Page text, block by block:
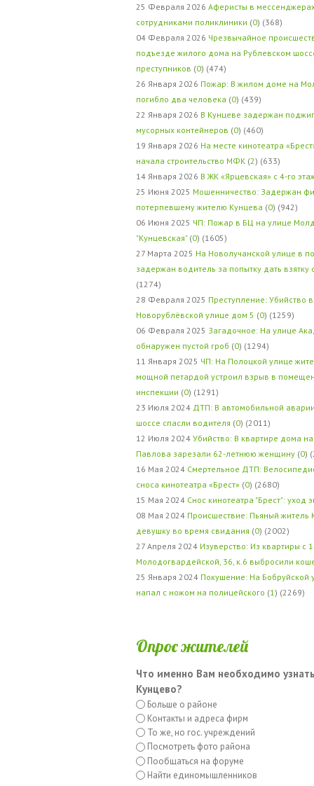
25 Февраля 2026 Аферисты в
сотрудниками поликлиники (0) (368)
04 Февраля 2026 Чрезвычайное
подъезде жилого дома на Рублевском
преступников (0) (474)
26 Января 2026 Пожар: В жилом доме на
погибло два человека (0) (439)
22 Января 2026 В Кунцеве задержан
мусорных контейнеров (0) (460)
19 Января 2026 На месте кинотеатра
начала строительство МФК (2) (633)
14 Января 2026 В ЖК «Ярцевская» с 4-го
25 Июня 2025 Мошенничество: Задержан
потерпевшему жителю Кунцева (0) (942)
06 Июня 2025 ЧП: Пожар в БЦ на улице
"Кунцевская" (0) (1605)
27 Марта 2025 На Новолучанской улице в
задержан водитель за попытку дать
(1274)
28 Февраля 2025 Преступление: Убийство
Новорублёвской улице дом 5 (0) (1259)
06 Февраля 2025 Загадочное: На улице
обнаружен пустой гроб (0) (1294)
11 Января 2025 ЧП: На Полоцкой улице
мощной петардой устроил взрыв в
инспекции (0) (1291)
23 Июля 2024 ДТП: В автомобильной
шоссе спасли водителя (0) (2011)
12 Июля 2024 Убийство: В квартире дома
Павлова зарезали 62-летнюю женщину (0)
16 Мая 2024 Смертельное ДТП:
сноса кинотеатра «Брест» (0) (2680)
15 Мая 2024 Снос кинотеатра "Брест": уход
08 Мая 2024 Происшествие: Пьяный житель
девушку во время свидания (0) (2002)
27 Апреля 2024 Изуверство: Из квартиры с
Молодогвардейской, 36, к.6 выбросили
25 Января 2024 Покушение: На Бобруйской
напал с ножом на полицейского (1 ) (2269)
Опрос жителей
Что именно Вам необходимо
Кунцево?
Больше о районе
Контакты и адреса фирм
То же, но гос. учреждений
Посмотреть фото района
Пообщаться на форуме
Найти единомышленников